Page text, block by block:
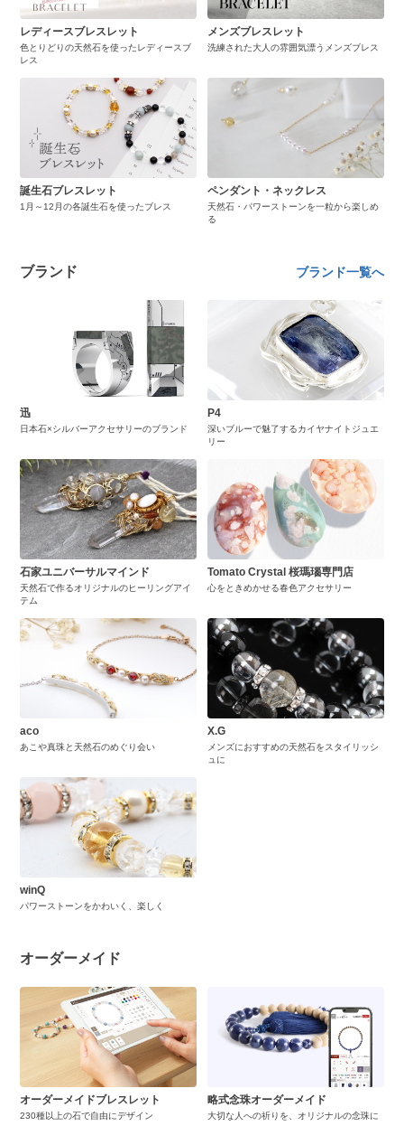
レディースブレスレット
色とりどりの天然石を使ったレディースブ
レス
メンズブレスレット
洗練された大人の雰囲気漂うメンズブレス
誕生石ブレスレット
1月～12月の各誕生石を使ったブレス
ペンダント・ネックレス
天然石・パワーストーンを一粒から楽しめ
る
ブランド ブランド一覧へ
迅
日本石×シルバーアクセサリーのブランド
P4
深いブルーで魅了するカイヤナイトジュエ
リー
石家ユニバーサルマインド
天然石で作るオリジナルのヒーリングアイ
テム
Tomato Crystal 桜瑪瑙専門店
心をときめかせる春色アクセサリー
aco
あこや真珠と天然石のめぐり会い
X.G
メンズにおすすめの天然石をスタイリッシ
ュに
winQ
パワーストーンをかわいく、楽しく
オーダーメイド
オーダーメイドブレスレット
230種以上の石で自由にデザイン
略式念珠オーダーメイド
大切な人への祈りを、オリジナルの念珠に